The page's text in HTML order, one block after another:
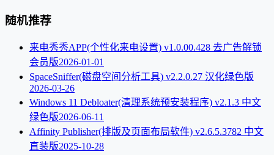
随机推荐
来电秀秀APP(个性化来电设置) v1.0.00.428 去广告解锁
会员版2026-01-01
SpaceSniffer(磁盘空间分析工具) v2.2.0.27 汉化绿色版
2026-03-26
Windows 11 Debloater(清理系统预安装程序) v2.1.3 中文
绿色版2026-06-11
Affinity Publisher(排版及页面布局软件) v2.6.5.3782 中文
直装版2025-10-28